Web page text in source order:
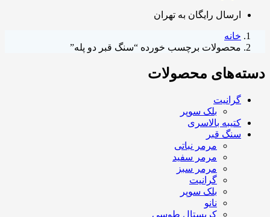
ارسال رایگان به تهران
خانه
محصولات برچسب خورده “سنگ قبر دو پله”
دسته‌های محصولات
گرانیت
بلک سوپر
کتیبه بالاسری
سنگ قبر
مرمر نباتی
مرمر سفید
مرمر سبز
گرانیت
بلک سوپر
نانو
کریستال طوسی